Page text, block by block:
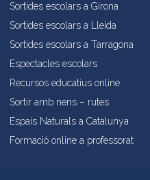
Sortides escolars a Girona
Sortides escolars a Lleida
Sortides escolars a Tarragona
Espectacles escolars
Recursos educatius online
Sortir amb nens – rutes
Espais Naturals a Catalunya
Formació online a professorat